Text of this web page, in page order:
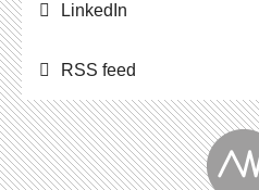
Lin­ke­dIn
RSS feed